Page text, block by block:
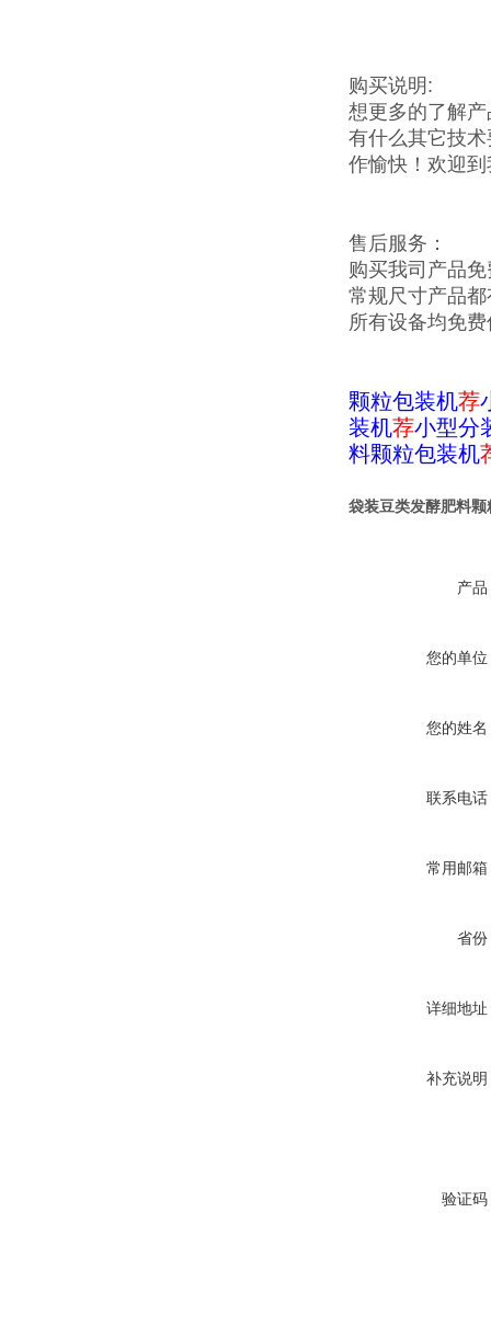
购买说明:
想更多的了解
有什么其它技
作愉快！欢迎
售后服务：
购买我司产品
常规尺寸产品
所有设备均免
颗粒包装机荐
装机荐小型分
料颗粒包装机
袋装豆类发酵肥料
产品
您的单位
您的姓名
联系电话
常用邮箱
省份
详细地址
补充说明
验证码